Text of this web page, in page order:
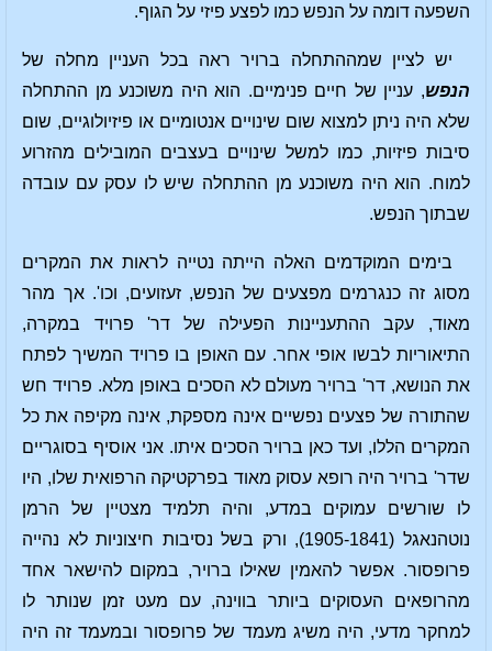
השפעה דומה על הנפש כמו לפצע פיזי על הגוף.
יש לציין שמההתחלה ברויר ראה בכל העניין מחלה של
הנפש, עניין של חיים פנימיים. הוא היה משוכנע מן ההתחלה
שלא היה ניתן למצוא שום שינויים אנטומיים או פיזיולוגיים, שום
סיבות פיזיות, כמו למשל שינויים בעצבים המובילים מהזרוע
למוח. הוא היה משוכנע מן ההתחלה שיש לו עסק עם עובדה
שבתוך הנפש.
בימים המוקדמים האלה הייתה נטייה לראות את המקרים
מסוג זה כנגרמים מפצעים של הנפש, זעזועים, וכו'. אך מהר
מאוד, עקב ההתעניינות הפעילה של דר' פרויד במקרה,
התיאוריות לבשו אופי אחר. עם האופן בו פרויד המשיך לפתח
את הנושא, דר' ברויר מעולם לא הסכים באופן מלא. פרויד חש
שהתורה של פצעים נפשיים אינה מספקת, אינה מקיפה את כל
המקרים הללו, ועד כאן ברויר הסכים איתו. אני אוסיף בסוגריים
שדר' ברויר היה רופא עסוק מאוד בפרקטיקה הרפואית שלו, היו
לו שורשים עמוקים במדע, והיה תלמיד מצטיין של הרמן
נוטהנאגל (1905-1841), ורק בשל נסיבות חיצוניות לא נהייה
פרופסור. אפשר להאמין שאילו ברויר, במקום להישאר אחד
מהרופאים העסוקים ביותר בווינה, עם מעט זמן שנותר לו
למחקר מדעי, היה משיג מעמד של פרופסור ובמעמד זה היה